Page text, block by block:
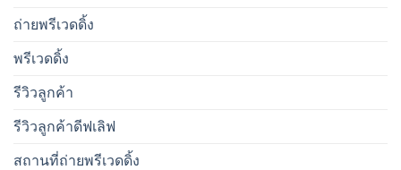
ถ่ายพรีเวดดิ้ง
พรีเวดดิ้ง
รีวิวลูกค้า
รีวิวลูกค้าดีฟเลิฟ
สถานที่ถ่ายพรีเวดดิ้ง